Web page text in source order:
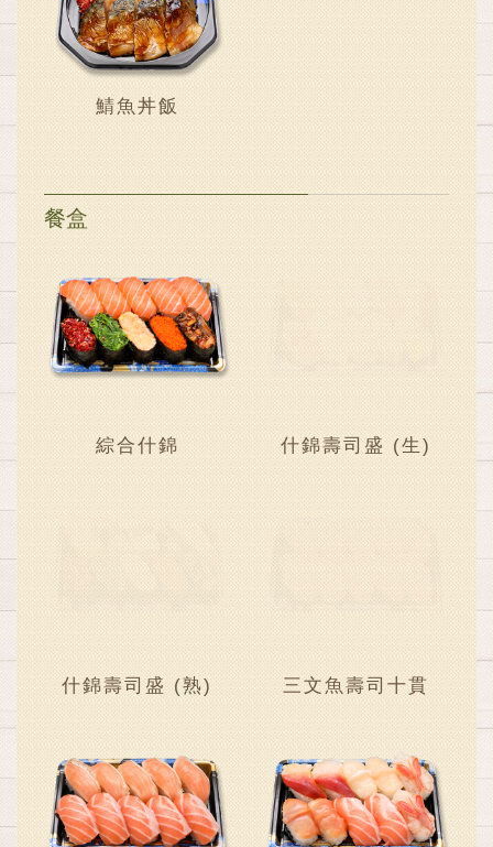
鯖魚丼飯
餐盒
綜合什錦 什錦壽司盛 (生)
什錦壽司盛 (熟) 三文魚壽司十貫